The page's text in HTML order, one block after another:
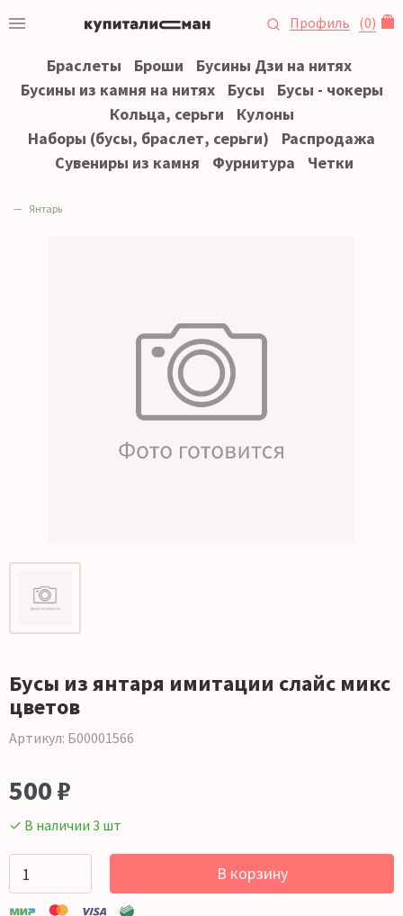
Профиль (0)
Браслеты Броши
Бусины Дзи на нитях
Бусины из камня на нитях
Бусы
Бусы - чокеры
Кольца, серьги
Кулоны
Наборы (бусы, браслет, серьги)
Распродажа
Сувениры из камня
Фурнитура Четки
Янтарь
Бусы из янтаря имитации слайс микс
цветов
Артикул: Б00001566
500 ₽
✓ В наличии 3 шт
В корзину